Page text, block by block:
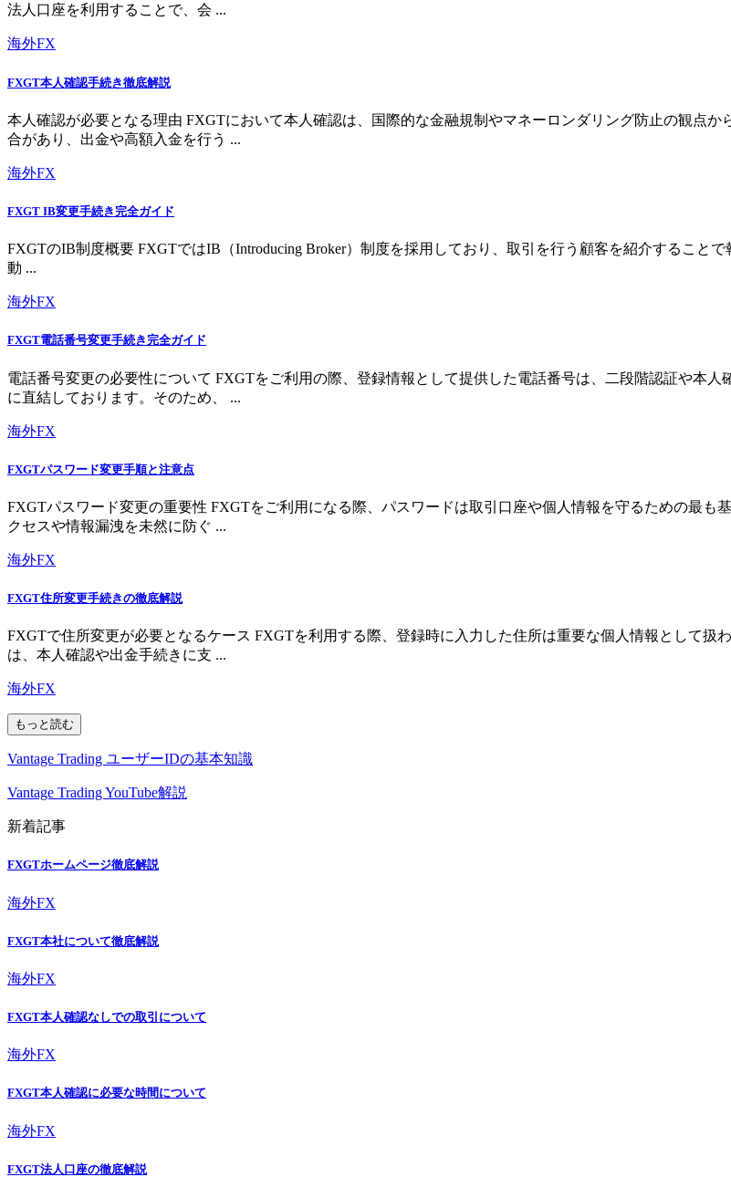
法人口座を利用することで、会 ...
海外FX
FXGT本人確認手続き徹底解説
本人確認が必要となる理由 FXGTにおいて本人確認は、国際的な金融規制やマネーロンダリング防止の観点
合があり、出金や高額入金を行う ...
海外FX
FXGT IB変更手続き完全ガイド
FXGTのIB制度概要 FXGTではIB（Introducing Broker）制度を採用しており、取引を行う顧客を紹介すること
動 ...
海外FX
FXGT電話番号変更手続き完全ガイド
電話番号変更の必要性について FXGTをご利用の際、登録情報として提供した電話番号は、二段階認証や本
に直結しております。そのため、 ...
海外FX
FXGTパスワード変更手順と注意点
FXGTパスワード変更の重要性 FXGTをご利用になる際、パスワードは取引口座や個人情報を守るための最
クセスや情報漏洩を未然に防ぐ ...
海外FX
FXGT住所変更手続きの徹底解説
FXGTで住所変更が必要となるケース FXGTを利用する際、登録時に入力した住所は重要な個人情報として
は、本人確認や出金手続きに支 ...
海外FX
もっと読む
Vantage Trading ユーザーIDの基本知識
Vantage Trading YouTube解説
新着記事
FXGTホームページ徹底解説
海外FX
FXGT本社について徹底解説
海外FX
FXGT本人確認なしでの取引について
海外FX
FXGT本人確認に必要な時間について
海外FX
FXGT法人口座の徹底解説